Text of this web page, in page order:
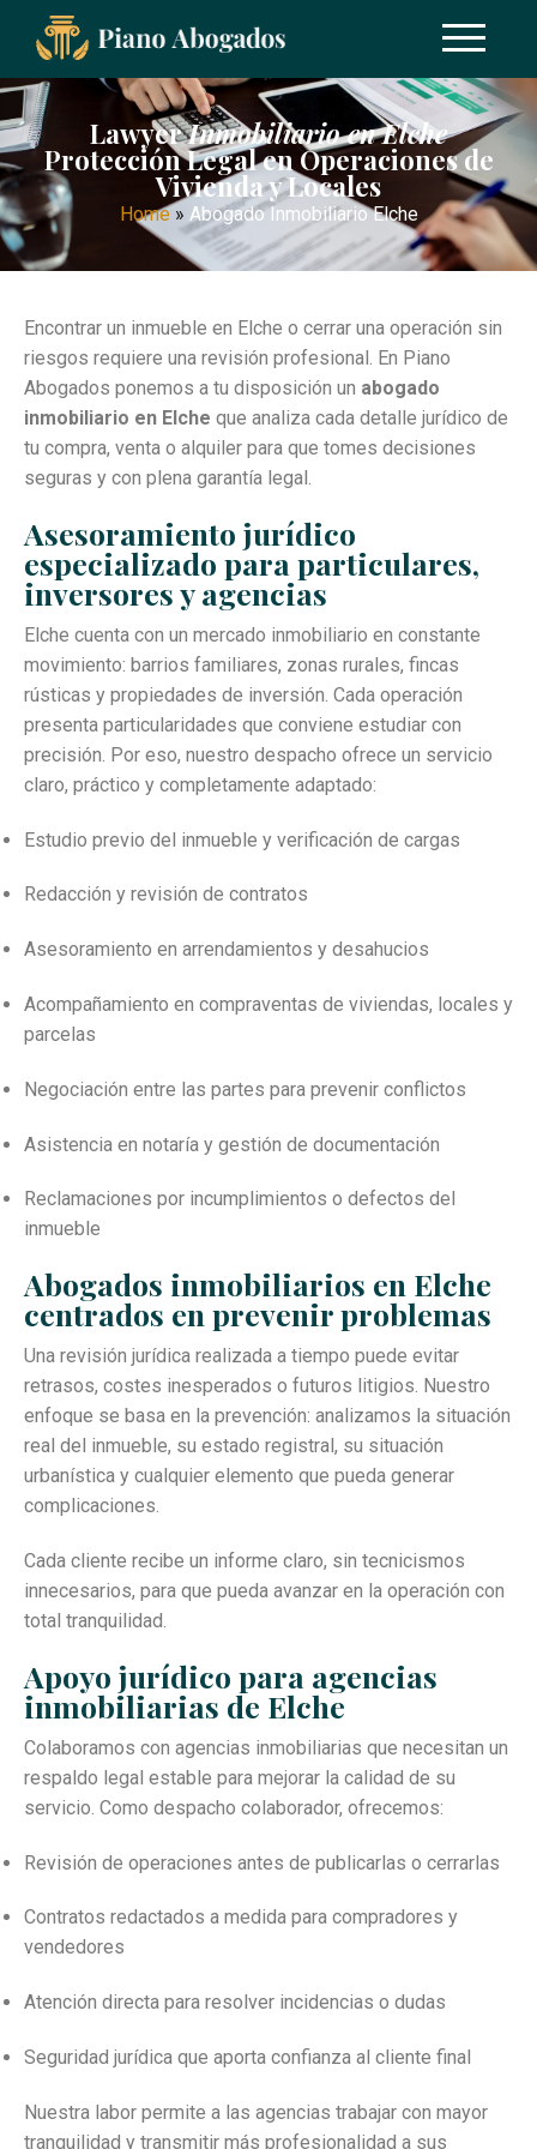
LawyerInmobiliario en Elche
Protección Legal en Operaciones de
Vivienda y Locales
Home» Abogado Inmobiliario Elche
Encontrar un inmueble en Elche o cerrar una operación sin
riesgos requiere una revisión profesional. En Piano
Abogados ponemos a tu disposición un abogado
inmobiliario en Elche que analiza cada detalle jurídico de
tu compra, venta o alquiler para que tomes decisiones
seguras y con plena garantía legal.
Asesoramiento jurídico
especializado para particulares,
inversores y agencias
Elche cuenta con un mercado inmobiliario en constante
movimiento: barrios familiares, zonas rurales, fincas
rústicas y propiedades de inversión. Cada operación
presenta particularidades que conviene estudiar con
precisión. Por eso, nuestro despacho ofrece un servicio
claro, práctico y completamente adaptado:
Estudio previo del inmueble y verificación de cargas
Redacción y revisión de contratos
Asesoramiento en arrendamientos y desahucios
Acompañamiento en compraventas de viviendas, locales y
parcelas
Negociación entre las partes para prevenir conflictos
Asistencia en notaría y gestión de documentación
Reclamaciones por incumplimientos o defectos del
inmueble
Abogados inmobiliarios en Elche
centrados en prevenir problemas
Una revisión jurídica realizada a tiempo puede evitar
retrasos, costes inesperados o futuros litigios. Nuestro
enfoque se basa en la prevención: analizamos la situación
real del inmueble, su estado registral, su situación
urbanística y cualquier elemento que pueda generar
complicaciones.
Cada cliente recibe un informe claro, sin tecnicismos
innecesarios, para que pueda avanzar en la operación con
total tranquilidad.
Apoyo jurídico para agencias
inmobiliarias de Elche
Colaboramos con agencias inmobiliarias que necesitan un
respaldo legal estable para mejorar la calidad de su
servicio. Como despacho colaborador, ofrecemos:
Revisión de operaciones antes de publicarlas o cerrarlas
Contratos redactados a medida para compradores y
vendedores
Atención directa para resolver incidencias o dudas
Seguridad jurídica que aporta confianza al cliente final
Nuestra labor permite a las agencias trabajar con mayor
tranquilidad y transmitir más profesionalidad a sus